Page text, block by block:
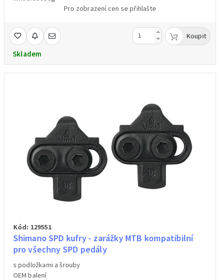
Pro zobrazení cen se přihlašte
Skladem
Koupit
Kód: 129551
Shimano SPD kufry - zarážky MTB kompatibilní
pro všechny SPD pedály
s podložkami a šrouby
OEM balení